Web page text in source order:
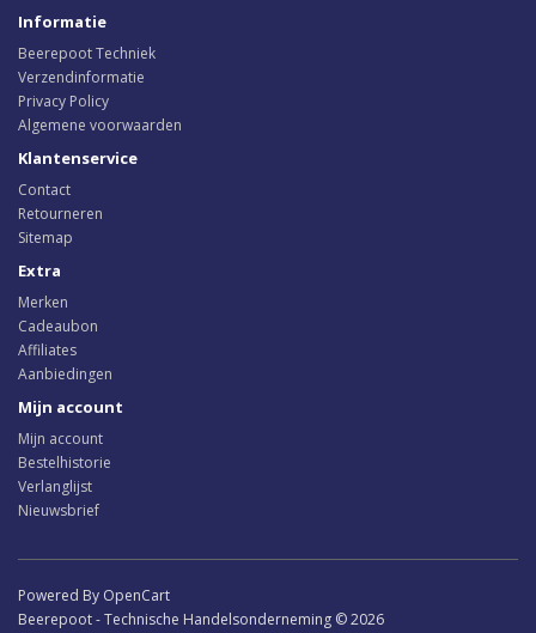
Informatie
Beerepoot Techniek
Verzendinformatie
Privacy Policy
Algemene voorwaarden
Klantenservice
Contact
Retourneren
Sitemap
Extra
Merken
Cadeaubon
Affiliates
Aanbiedingen
Mijn account
Mijn account
Bestelhistorie
Verlanglijst
Nieuwsbrief
Powered By OpenCart
Beerepoot - Technische Handelsonderneming © 2026